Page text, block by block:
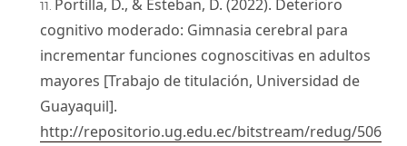
Portilla, D., & Esteban, D. (2022). Deterioro
cognitivo moderado: Gimnasia cerebral para
incrementar funciones cognoscitivas en adultos
mayores [Trabajo de titulación, Universidad de
Guayaquil].
http://repositorio.ug.edu.ec/bitstream/redug/506